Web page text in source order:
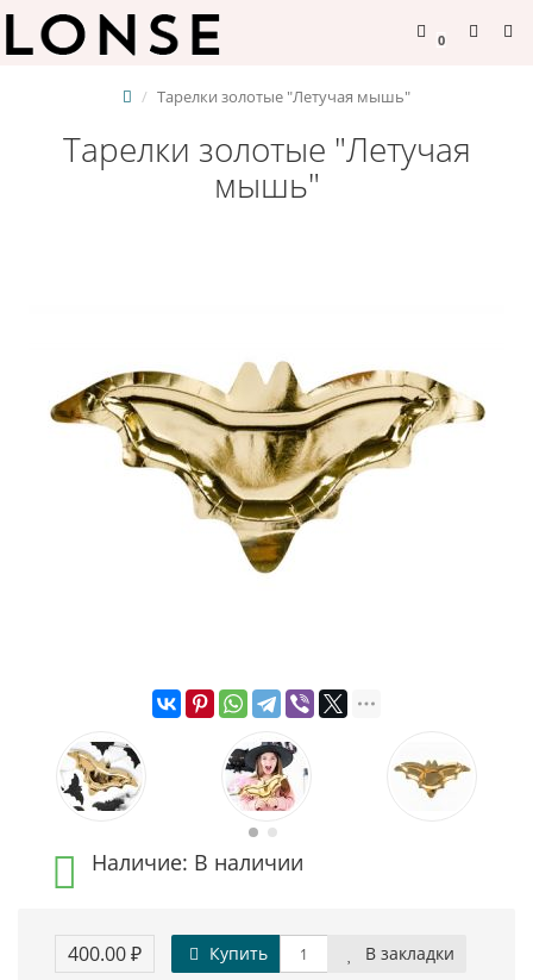
0
Тарелки золотые "Летучая мышь"
Тарелки золотые "Летучая
мышь"
Наличие: В наличии
400.00 ₽ Купить В закладки